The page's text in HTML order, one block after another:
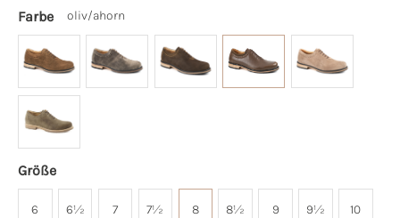
Farbe oliv/ahorn
Größe
6 6½ 7 7½ 8 8½ 9 9½ 10